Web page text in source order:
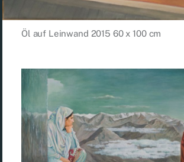
Öl auf Leinwand 2015 60 x 100 cm